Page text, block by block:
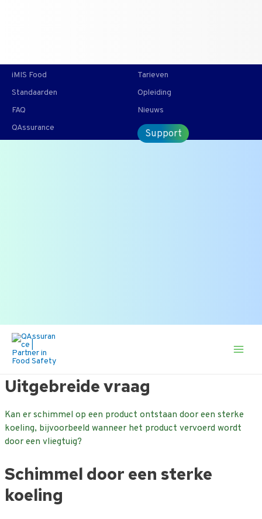
iMIS Food
Tarieven
Standaarden
Opleiding
FAQ
Nieuws
QAssurance
Support
Kan schimmel ontstaan in
naar
Uitgebreide vraag
Kan er schimmel op een product ontstaan door een sterke
koeling, bijvoorbeeld wanneer het product vervoerd wordt
door een vliegtuig?
Schimmel door een sterke
koeling